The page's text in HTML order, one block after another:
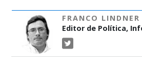
FRANCO LINDNER
Editor de Política,